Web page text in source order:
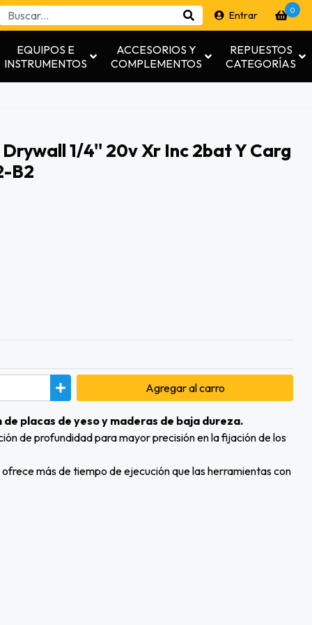
Entrar 0
EQUIPOS E
INSTRUMENTOS
ACCESORIOS Y
COMPLEMENTOS
REPUESTOS
CATEGORÍAS
1/4'' 20v Xr Inc 2bat Y Carg
B2
Agregaral carro
placas de yeso y maderas de baja dureza.
de profundidad para mayor precisión en la fijación de los
más de tiempo de ejecución que las herramientas con